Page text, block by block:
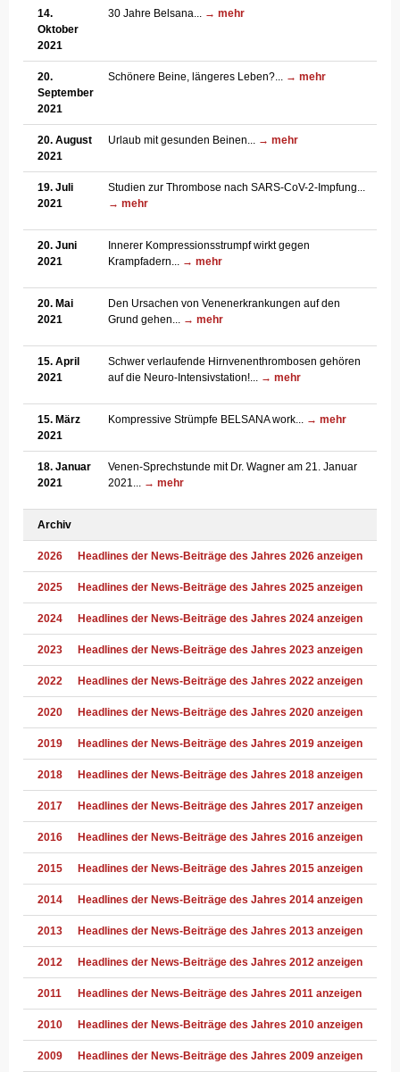
14.
Oktober
2021
30 Jahre Belsana... → mehr
20.
September
2021
Schönere Beine, längeres Leben?... → mehr
20. August
2021
Urlaub mit gesunden Beinen... → mehr
19. Juli
2021
Studien zur Thrombose nach SARS-CoV-2-Impfung...
→ mehr
20. Juni
2021
Innerer Kompressionsstrumpf wirkt gegen
Krampfadern...
→ mehr
20. Mai
2021
Den Ursachen von Venenerkrankungen auf den
Grund gehen...
→ mehr
15. April
2021
Schwer verlaufende Hirnvenenthrombosen gehören
auf die Neuro-Intensivstation!...
→ mehr
15. März
2021
Kompressive Strümpfe BELSANA work... → mehr
18. Januar
2021
Venen-Sprechstunde mit Dr. Wagner am 21. Januar
2021...
→ mehr
Archiv
2026 Headlines der News-Beiträge des Jahres 2026 anzeigen
2025 Headlines der News-Beiträge des Jahres 2025 anzeigen
2024 Headlines der News-Beiträge des Jahres 2024 anzeigen
2023 Headlines der News-Beiträge des Jahres 2023 anzeigen
2022 Headlines der News-Beiträge des Jahres 2022 anzeigen
2020 Headlines der News-Beiträge des Jahres 2020 anzeigen
2019 Headlines der News-Beiträge des Jahres 2019 anzeigen
2018 Headlines der News-Beiträge des Jahres 2018 anzeigen
2017 Headlines der News-Beiträge des Jahres 2017 anzeigen
2016 Headlines der News-Beiträge des Jahres 2016 anzeigen
2015 Headlines der News-Beiträge des Jahres 2015 anzeigen
2014 Headlines der News-Beiträge des Jahres 2014 anzeigen
2013 Headlines der News-Beiträge des Jahres 2013 anzeigen
2012 Headlines der News-Beiträge des Jahres 2012 anzeigen
2011 Headlines der News-Beiträge des Jahres 2011 anzeigen
2010 Headlines der News-Beiträge des Jahres 2010 anzeigen
2009 Headlines der News-Beiträge des Jahres 2009 anzeigen